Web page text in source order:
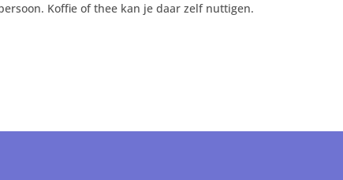
Koffie of thee kan je daar zelf nuttigen.